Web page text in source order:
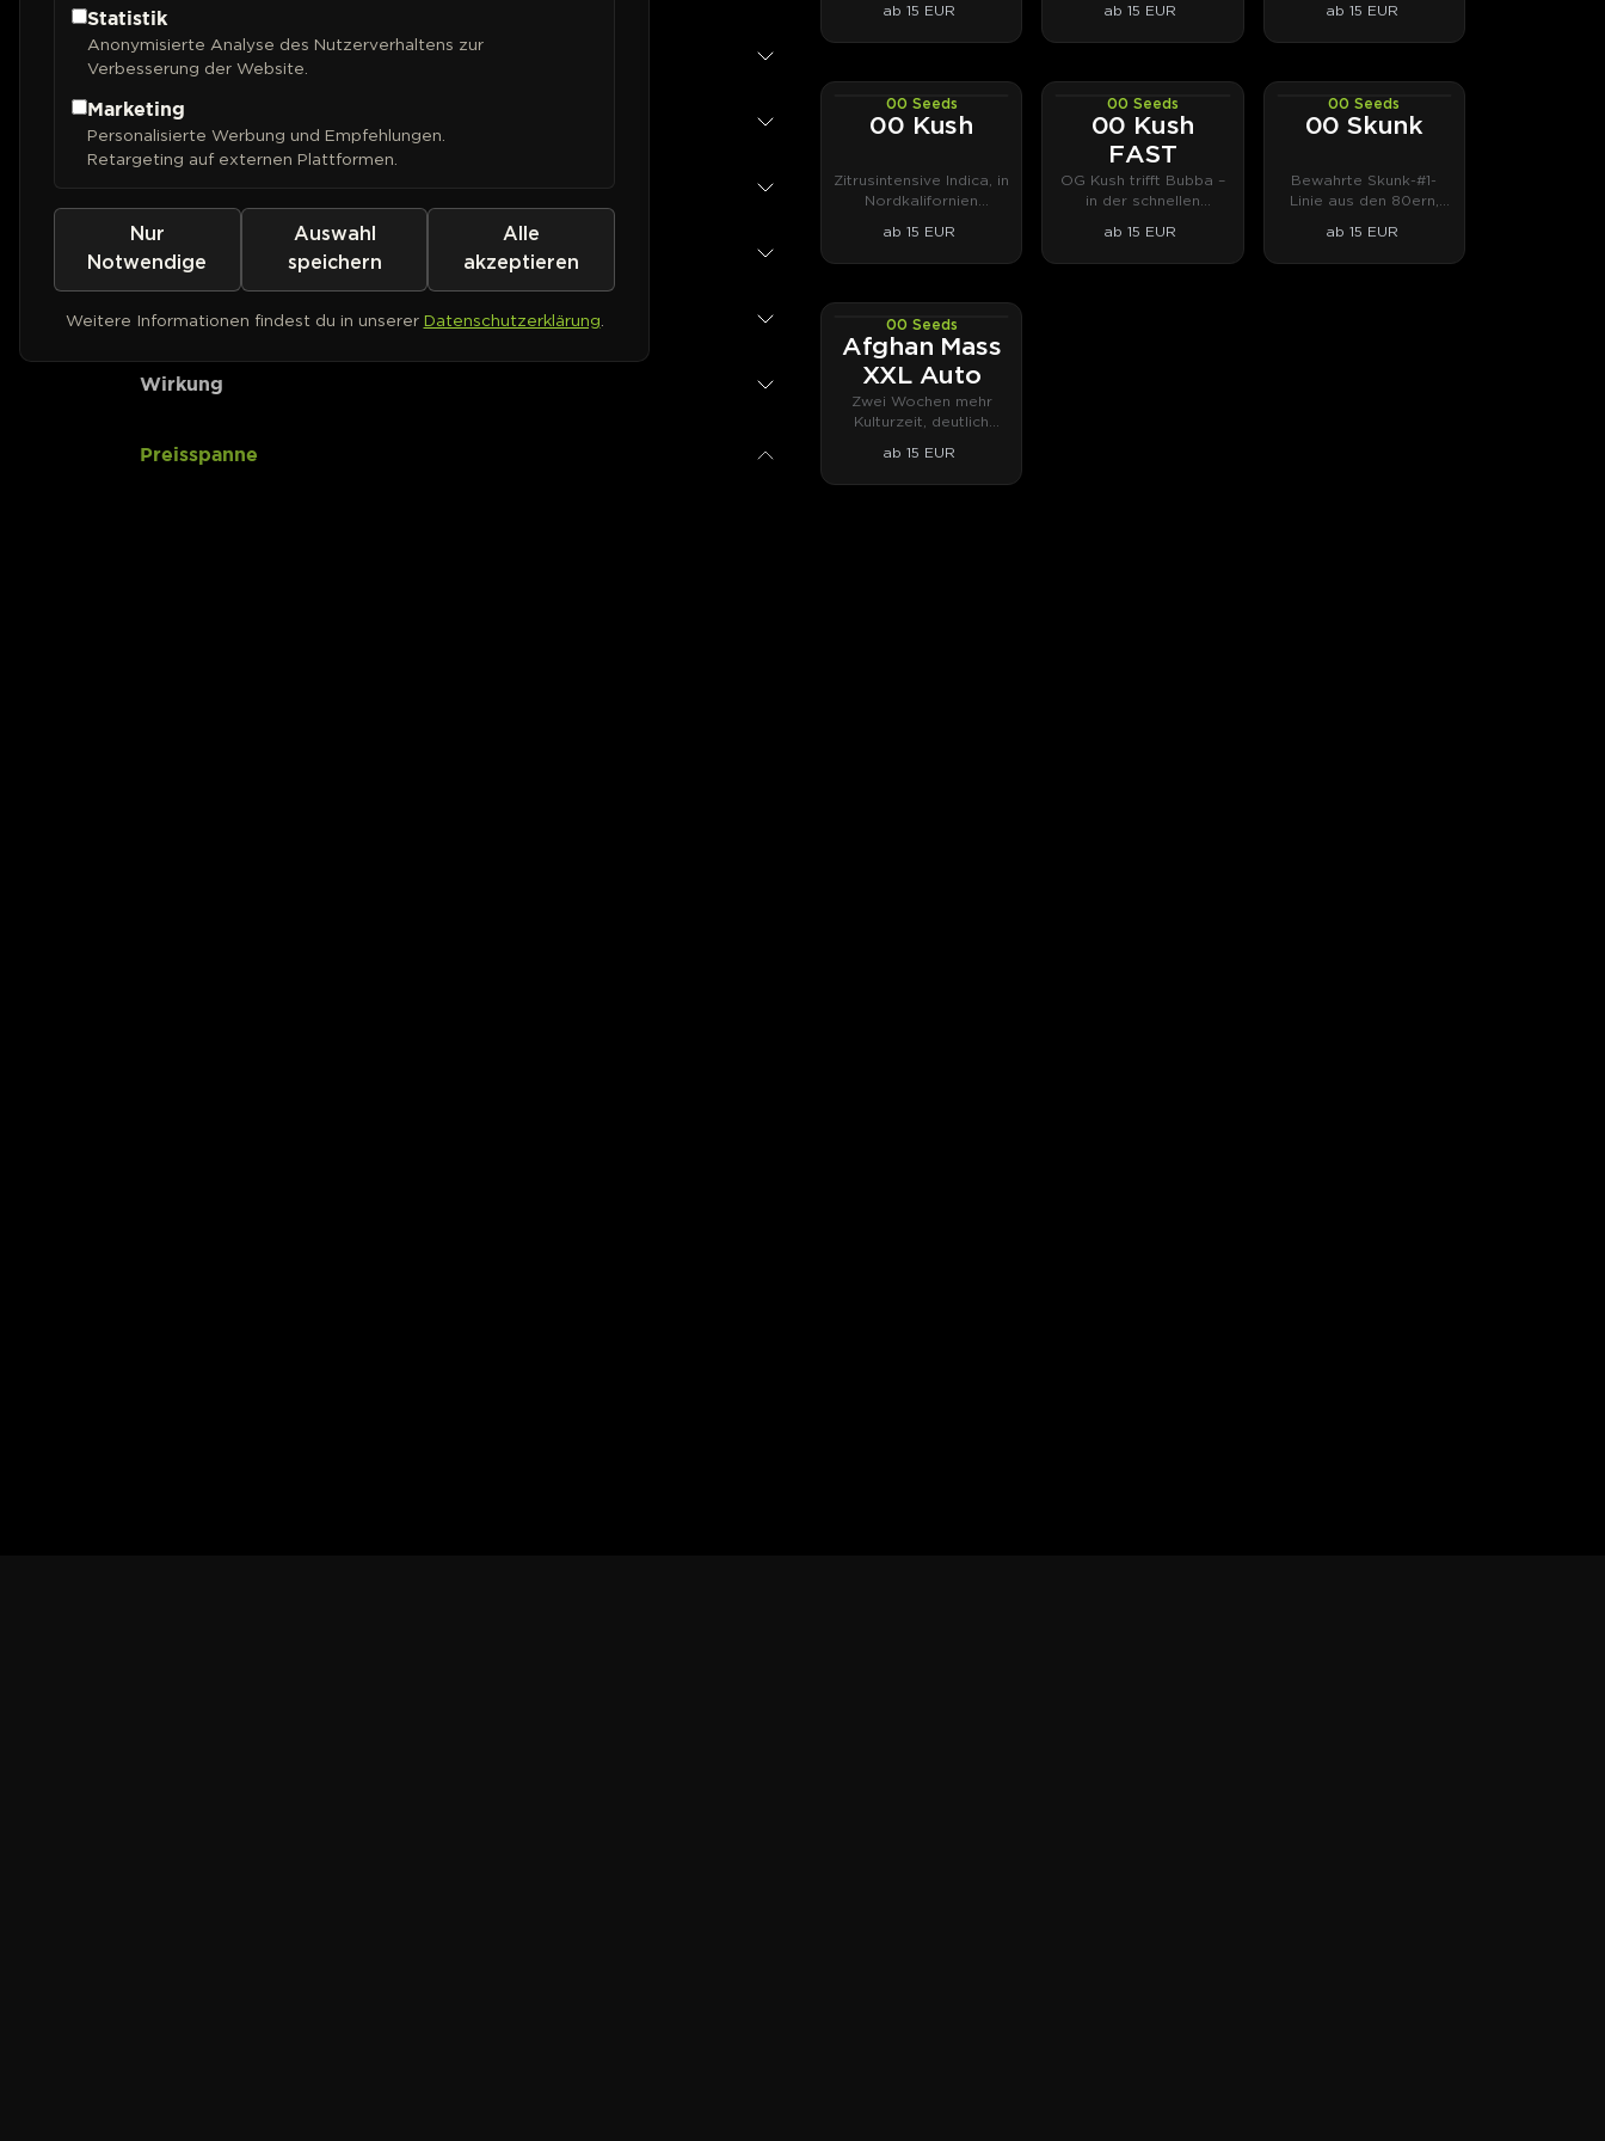
CBD-Gehalt
Ertrag (Outdoor)
Pflanzenhöhe
Geschmack
Wirkung
Preisspanne
ab 15 EUR ab 15 EUR ab 15 EUR
PHOTOFEM
00 Seeds
00 Kush
Zitrusintensive Indica, in
Nordkalifornien
ab 15 EUR
PHOTOFEM
00 Seeds
00 Kush
FAST
OG Kush trifft Bubba –
in der schnellen
ab 15 EUR
PHOTOFEM
00 Seeds
00 Skunk
Bewahrte Skunk-#1-
Linie aus den 80ern,
ab 15 EUR
AUTOFEM00 Seeds
Afghan Mass
XXL Auto
Zwei Wochen mehr
Kulturzeit, deutlich
ab 15 EUR
Statistik
Anonymisierte Analyse des Nutzerverhaltens zur
Verbesserung der Website.
Marketing
Personalisierte Werbung und Empfehlungen.
Retargeting auf externen Plattformen.
Nur
Notwendige
Auswahl
speichern
Alle
akzeptieren
Weitere Informationen findest du in unserer Datenschutzerklärung